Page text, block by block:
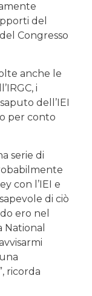
del
Congresso
anche le
i
dell’IEI
per conto
serie di
con l’IEI e
di ciò
ero nel
National
ricorda